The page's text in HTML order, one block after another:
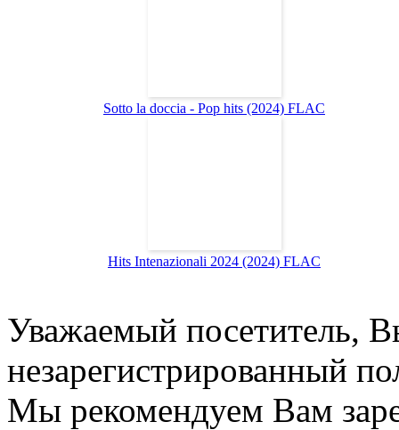
Sotto la doccia - Pop hits (2024) FLAC
Hits Intenazionali 2024 (2024) FLAC
Уважаемый посетитель,
незарегистрированный
Мы рекомендуем Вам